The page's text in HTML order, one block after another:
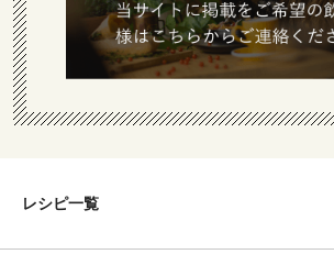
レシピ一覧